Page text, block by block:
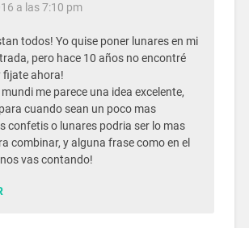
a las 7:10 pm
todos! Yo quise poner lunares en mi
pero hace 10 años no encontré
fijate ahora!
me parece una idea excelente,
cuando sean un poco mas
confetis o lunares podria ser lo mas
combinar, y alguna frase como en el
vas contando!